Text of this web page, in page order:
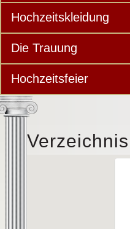
Hochzeitskleidung
Die Trauung
Hochzeitsfeier
Verzeichnis